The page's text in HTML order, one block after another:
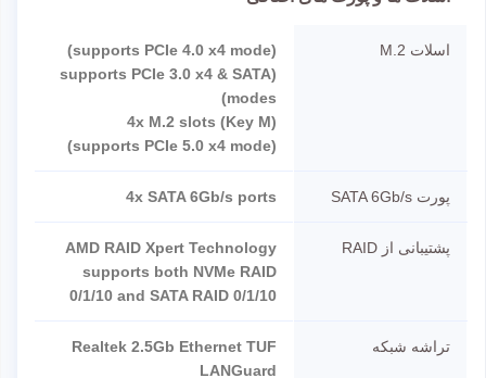
اسلات M.2
(supports PCIe 4.0 x4 mode)
(supports PCIe 3.0 x4 & SATA
modes)
4x M.2 slots (Key M)
(supports PCIe 5.0 x4 mode)
پورت SATA 6Gb/s 4x SATA 6Gb/s ports
پشتیبانی از RAID
AMD RAID Xpert Technology
supports both NVMe RAID
0/1/10 and SATA RAID 0/1/10
تراشه شبکه
Realtek 2.5Gb Ethernet TUF
LANGuard